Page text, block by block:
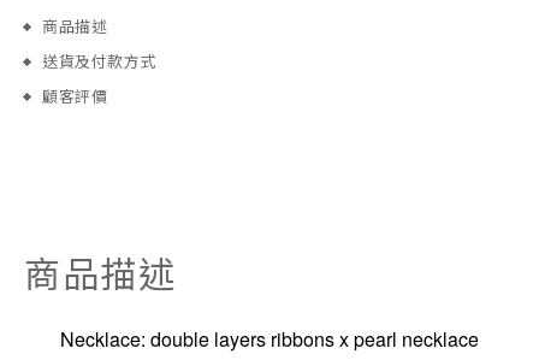
商品描述
送貨及付款方式
顧客評價
商品描述
Necklace: double layers ribbons x pearl necklace